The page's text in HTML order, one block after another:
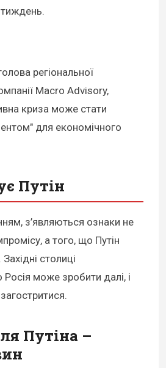
регіональної
Macro Advisory,
криза може стати
для економічного
Путін
з’являються ознаки не
а того, що Путін
столиці
може зробити далі, і
Путіна –